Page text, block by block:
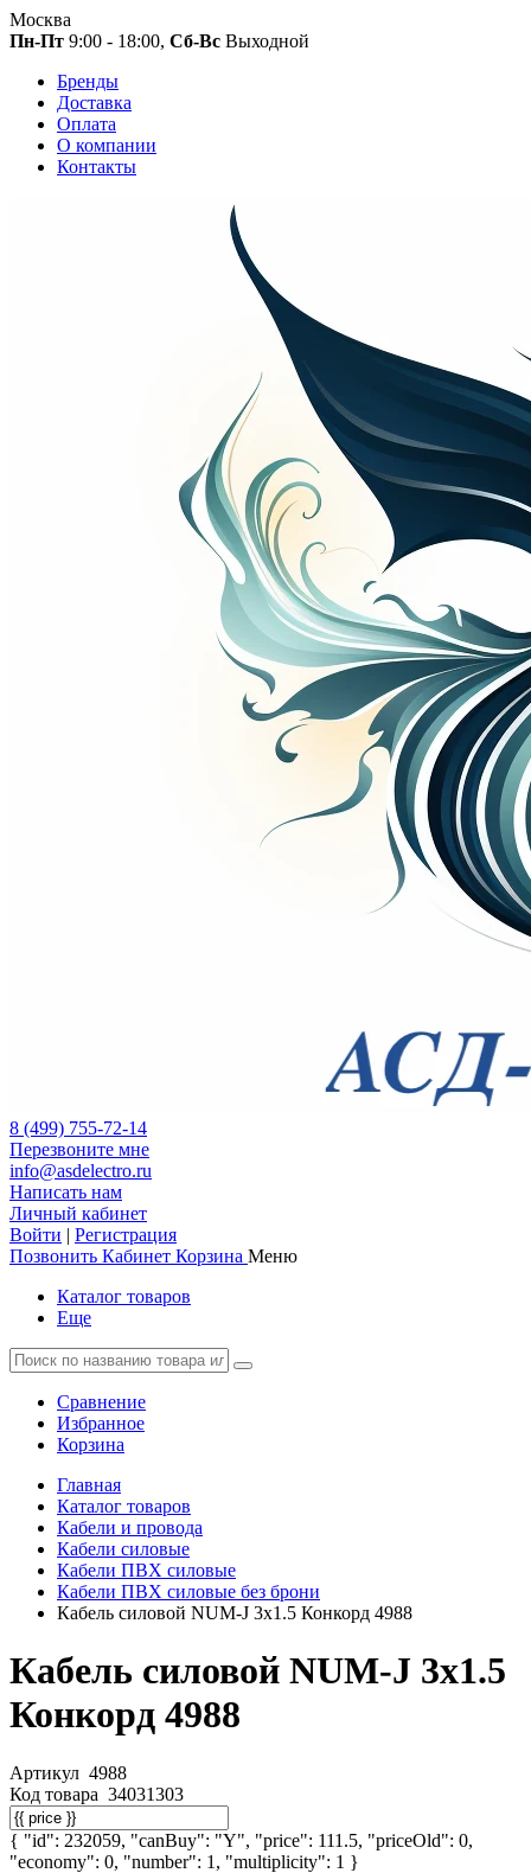
Москва
Пн-Пт 9:00 - 18:00, Сб-Вс Выходной
Бренды
Доставка
Оплата
О компании
Контакты
8 (499) 755-72-14
Перезвоните мне
info@asdelectro.ru
Написать нам
Личный кабинет
Войти | Регистрация
Позвонить Кабинет Корзина Меню
Каталог товаров
Еще
Сравнение
Избранное
Корзина
Главная
Каталог товаров
Кабели и провода
Кабели силовые
Кабели ПВХ силовые
Кабели ПВХ силовые без брони
Кабель силовой NUM-J 3х1.5 Конкорд 4988
Кабель силовой NUM-J 3х1.5
Конкорд 4988
Артикул 4988
Код товара 34031303
{ "id": 232059, "canBuy": "Y", "price": 111.5, "priceOld": 0,
"economy": 0, "number": 1, "multiplicity": 1 }